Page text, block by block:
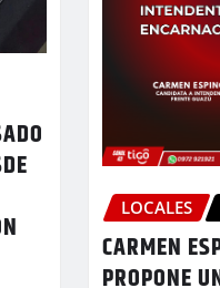
LOCALES
CARMEN
PROPONE